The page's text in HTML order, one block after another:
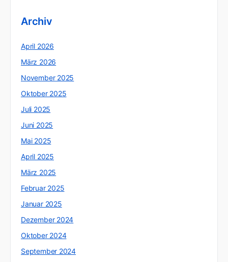
Archiv
April 2026
März 2026
November 2025
Oktober 2025
Juli 2025
Juni 2025
Mai 2025
April 2025
März 2025
Februar 2025
Januar 2025
Dezember 2024
Oktober 2024
September 2024